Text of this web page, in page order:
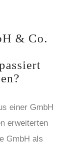
& Co.
einer GmbH
erweiterten
GmbH als